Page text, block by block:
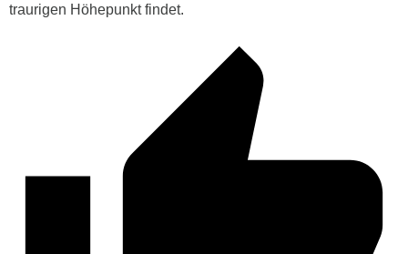
traurigen Höhepunkt findet.